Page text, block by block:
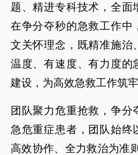
题、精进专科技术，全面
在争分夺秒的急救工作中
文关怀理念，既精准施治
温度、有速度、有力度的
建设，为高效急救工作筑牢
团队聚力危重抢救，争
急危重症患者，团队始终
高效协作、全力救治为准